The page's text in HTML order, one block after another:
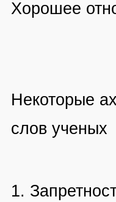
Хорошее
Некоторые
слов ученых
1.